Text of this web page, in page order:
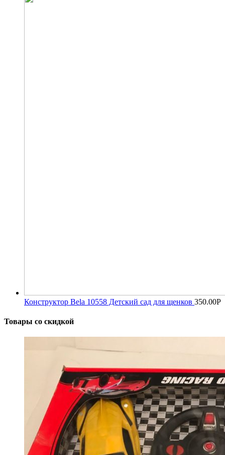
Конструктор Bela 10558 Детский сад для щенков 350.00Р
Товары со скидкой